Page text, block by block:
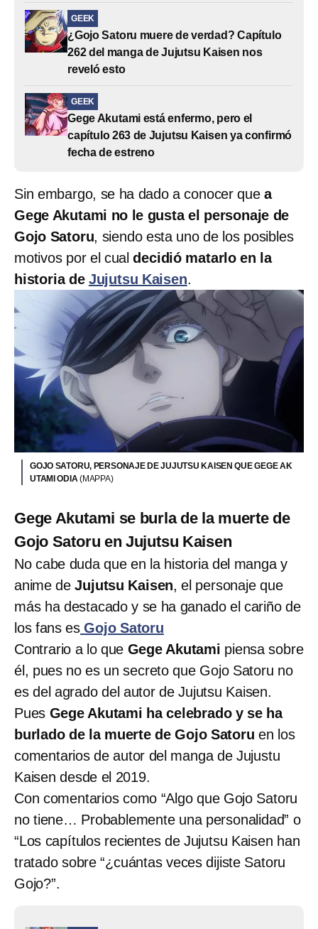
GEEK
¿Gojo Satoru muere de verdad? Capítulo
262 del manga de Jujutsu Kaisen nos
reveló esto
GEEK
Gege Akutami está enfermo, pero el
capítulo 263 de Jujutsu Kaisen ya confirmó
fecha de estreno
Sin embargo, se ha dado a conocer quea
Gege Akutami no le gusta el personaje de
Gojo Satoru, siendo esta uno de los posibles
motivos por el cualdecidió matarlo en la
historia de Jujutsu Kaisen.
GOJO SATORU, PERSONAJE DE JUJUTSU KAISEN QUE GEGE AK
UTAMI ODIA(MAPPA)
Gege Akutami se burla de la muerte de
Gojo Satoru en Jujutsu Kaisen
No cabe duda que en la historia del manga y
anime deJujutsu Kaisen, el personaje que
más ha destacado y se ha ganado el cariño de
los fans es Gojo Satoru
Contrario a lo que Gege Akutami piensa sobre
él, pues no es un secreto que Gojo Satoru no
es del agrado del autor de Jujutsu Kaisen.
Pues Gege Akutami ha celebrado y se ha
burlado de la muerte de Gojo Satoru en los
comentarios de autor del manga de Jujustu
Kaisen desde el 2019.
Con comentarios como “Algo que Gojo Satoru
no tiene… Probablemente una personalidad” o
“Los capítulos recientes de Jujutsu Kaisen han
tratado sobre “¿cuántas veces dijiste Satoru
Gojo?”.